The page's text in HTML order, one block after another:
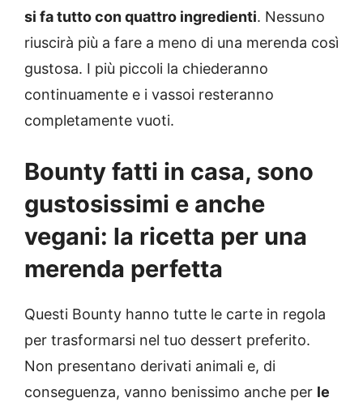
si fa tutto con quattro ingredienti. Nessuno
riuscirà più a fare a meno di una merenda così
gustosa. I più piccoli la chiederanno
continuamente e i vassoi resteranno
completamente vuoti.
Bounty fatti in casa, sono
gustosissimi e anche
vegani: la ricetta per una
merenda perfetta
Questi Bounty hanno tutte le carte in regola
per trasformarsi nel tuo dessert preferito.
Non presentano derivati animali e, di
conseguenza, vanno benissimo anche per le